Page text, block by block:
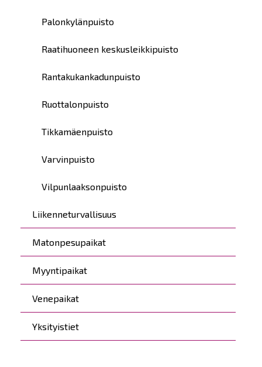
Palonkylänpuisto
Raatihuoneen keskusleikkipuisto
Rantakukankadunpuisto
Ruottalonpuisto
Tikkamäenpuisto
Varvinpuisto
Vilpunlaaksonpuisto
Liikenneturvallisuus
Matonpesupaikat
Myyntipaikat
Venepaikat
Yksityistiet